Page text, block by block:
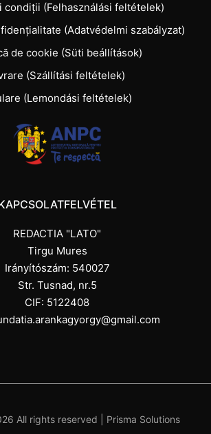
condiții (Felhasználási feltételek)
(Adatvédelmi szabályzat)
de cookie (Süti beállítások)
(Szállítási feltételek)
(Lemondási feltételek)
REDACTIA "LATO"
Tirgu Mures
Irányítószám: 540027
Str. Tusnad, nr.5
CIF: 5122408
All rights reserved | Prisma Solutions